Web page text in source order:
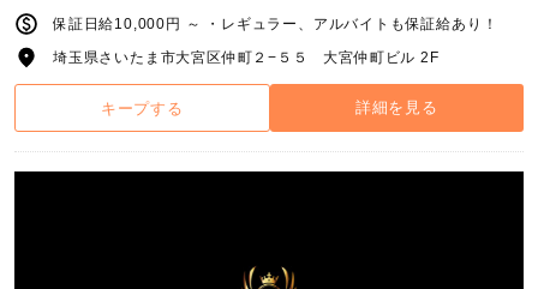
保証日給10,000円 ～ ・レギュラー、アルバイトも保証給あり！
埼玉県さいたま市大宮区仲町２−５５ 大宮仲町ビル 2F
キープする 詳細を見る